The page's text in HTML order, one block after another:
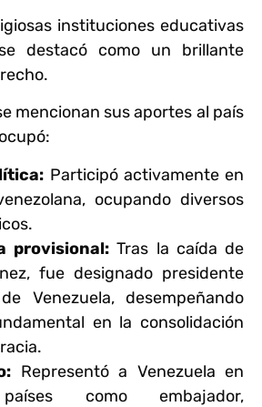
instituciones educativas
destacó como un brillante
mencionan sus aportes al país
Participó activamente en
ocupando diversos
provisional: Tras la caída de
fue designado presidente
Venezuela, desempeñando
en la consolidación
Representó a Venezuela en
como embajador,